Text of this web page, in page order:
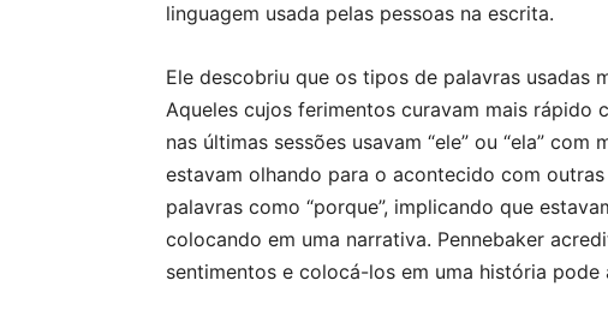
linguagem usada pelas pessoas na escrita.
Ele descobriu que os tipos de palavras usadas
Aqueles cujos ferimentos curavam mais rápido
nas últimas sessões usavam “ele” ou “ela”
estavam olhando para o acontecido com
palavras como “porque”, implicando que
colocando em uma narrativa. Pennebaker
sentimentos e colocá-los em uma história